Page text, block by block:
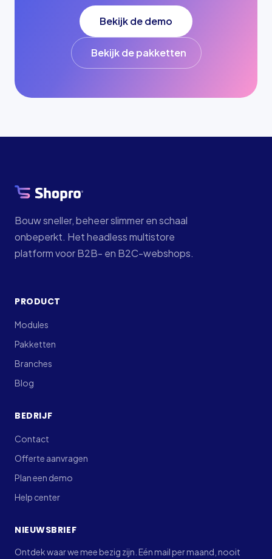
Bekijk de demo
Bekijk de pakketten
Bouw sneller, beheer slimmer en schaal
onbeperkt. Het headless multistore
platform voor B2B- en B2C-webshops.
PRODUCT
Modules
Pakketten
Branches
Blog
BEDRIJF
Contact
Offerte aanvragen
Plan een demo
Help center
NIEUWSBRIEF
Ontdek waar we mee bezig zijn. Eén mail per maand, nooit